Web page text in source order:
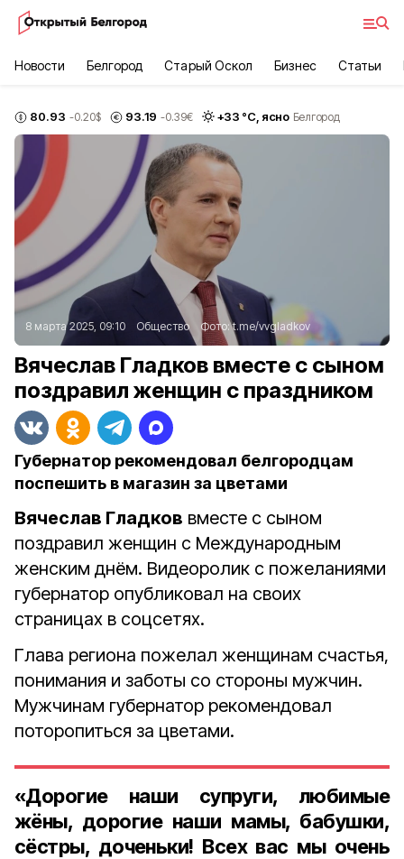
Новости Белгород Старый Оскол Бизнес Статьи
80.93 -0.20$ 93.19 -0.39€ +33 °С, ясно Белгород
8 марта 2025, 09:10 Общество Фото:t.me/vvgladkov
Вячеслав Гладков вместе с сыном
поздравил женщин с праздником
Губернатор рекомендовал белгородцам
поспешить в магазин за цветами
Вячеслав Гладков вместе с сыном
поздравил женщин с Международным
женским днём. Видеоролик с пожеланиями
губернатор опубликовал на своих
страницах в соцсетях.
Глава региона пожелал женщинам счастья,
понимания и заботы со стороны мужчин.
Мужчинам губернатор рекомендовал
поторопиться за цветами.
«Дорогие наши супруги, любимые
жёны, дорогие наши мамы, бабушки,
сёстры, доченьки! Всех вас мы очень